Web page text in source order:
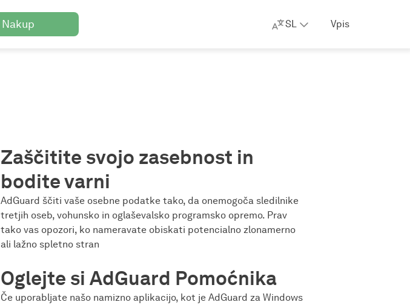
Nakup SL Vpis
Zaščitite svojo zasebnost in
bodite varni
AdGuard ščiti vaše osebne podatke tako, da onemogoča sledilnike
tretjih oseb, vohunsko in oglaševalsko programsko opremo. Prav
tako vas opozori, ko nameravate obiskati potencialno zlonamerno
ali lažno spletno stran
Oglejte si AdGuard Pomoćnika
Če uporabljate našo namizno aplikacijo, kot je AdGuard za Windows